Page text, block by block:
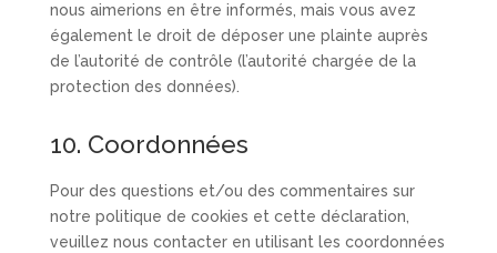
nous aimerions en être informés, mais vous avez
également le droit de déposer une plainte auprès
de l’autorité de contrôle (l’autorité chargée de la
protection des données).
10. Coordonnées
Pour des questions et/ou des commentaires sur
notre politique de cookies et cette déclaration,
veuillez nous contacter en utilisant les coordonnées